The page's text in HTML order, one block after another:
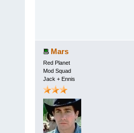
Mars
Red Planet
Mod Squad
Jack + Ennis